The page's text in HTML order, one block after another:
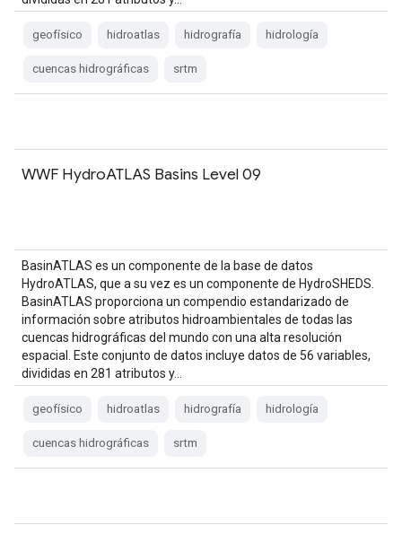
geofísico hidroatlas hidrografía hidrología
cuencas hidrográficas srtm
WWF HydroATLAS Basins Level 09
BasinATLAS es un componente de la base de datos
HydroATLAS, que a su vez es un componente de HydroSHEDS.
BasinATLAS proporciona un compendio estandarizado de
información sobre atributos hidroambientales de todas las
cuencas hidrográficas del mundo con una alta resolución
espacial. Este conjunto de datos incluye datos de 56 variables,
divididas en 281 atributos y…
geofísico hidroatlas hidrografía hidrología
cuencas hidrográficas srtm